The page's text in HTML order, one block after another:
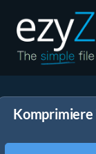
Entpacken
Komprimiere